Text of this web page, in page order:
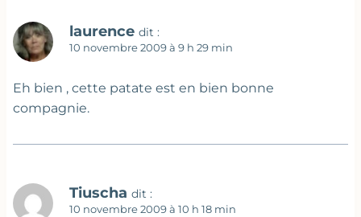
laurence dit :
10 novembre 2009 à 9 h 29 min
Eh bien , cette patate est en bien bonne
compagnie.
Tiuscha dit :
10 novembre 2009 à 10 h 18 min